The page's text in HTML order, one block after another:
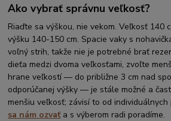
Ako vybrať správnu veľkosť?
Riaďte sa výškou, nie vekom. Veľkosť 140
výšku 140-150 cm. Spacie vaky s
voľný strih, takže nie je potrebné brať
dieťa medzi dvoma veľkosťami, zvoľte
hrane veľkostí — do približne 3 cm nad
odporúčanej výšky — je stále možné a
menšiu veľkosť; závisí to od
sa nám ozvaťa s výberom radi poradíme.